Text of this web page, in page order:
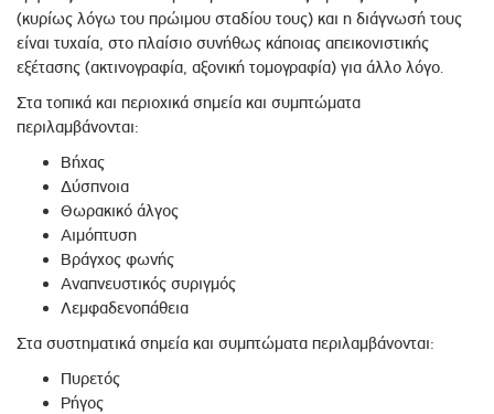
(κυρίως λόγω του πρώιμου σταδίου τους) και η διάγνωσή τους
είναι τυχαία, στο πλαίσιο συνήθως κάποιας απεικονιστικής
εξέτασης (ακτινογραφία, αξονική τομογραφία) για άλλο λόγο.
Στα τοπικά και περιοχικά σημεία και συμπτώματα
περιλαμβάνονται:
Βήχας
Δύσπνοια
Θωρακικό άλγος
Αιμόπτυση
Βράγχος φωνής
Αναπνευστικός συριγμός
Λεμφαδενοπάθεια
Στα συστηματικά σημεία και συμπτώματα περιλαμβάνονται:
Πυρετός
Ρήγος